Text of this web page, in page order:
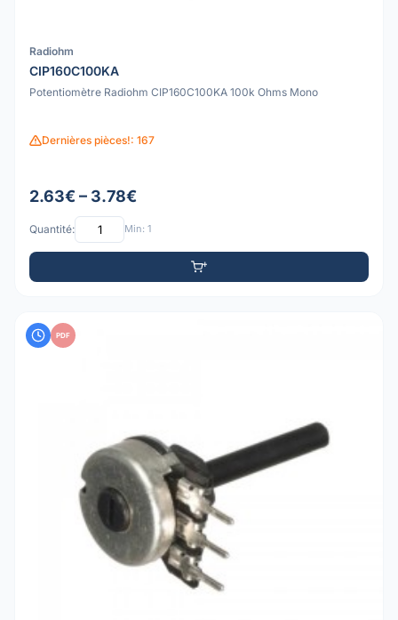
Radiohm
CIP160C100KA
Potentiomètre Radiohm CIP160C100KA 100k Ohms Mono
Dernières pièces!: 167
2.63€ – 3.78€
Quantité: Min: 1
PDF